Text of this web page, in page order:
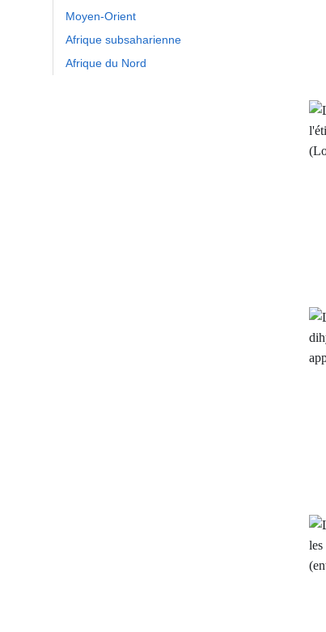
Moyen-Orient
Afrique subsaharienne
Afrique du Nord